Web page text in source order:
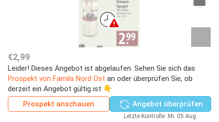
€2,99
Leider! Dieses Angebot ist abgelaufen. Sehen Sie sich das
Prospekt von Famila Nord Ost an oder überprüfen Sie, ob
derzeit ein Angebot gültig ist 👇
Prospekt anschauen
Angebot überprüfen
Letzte Kontrolle: Mi. 05 Aug.